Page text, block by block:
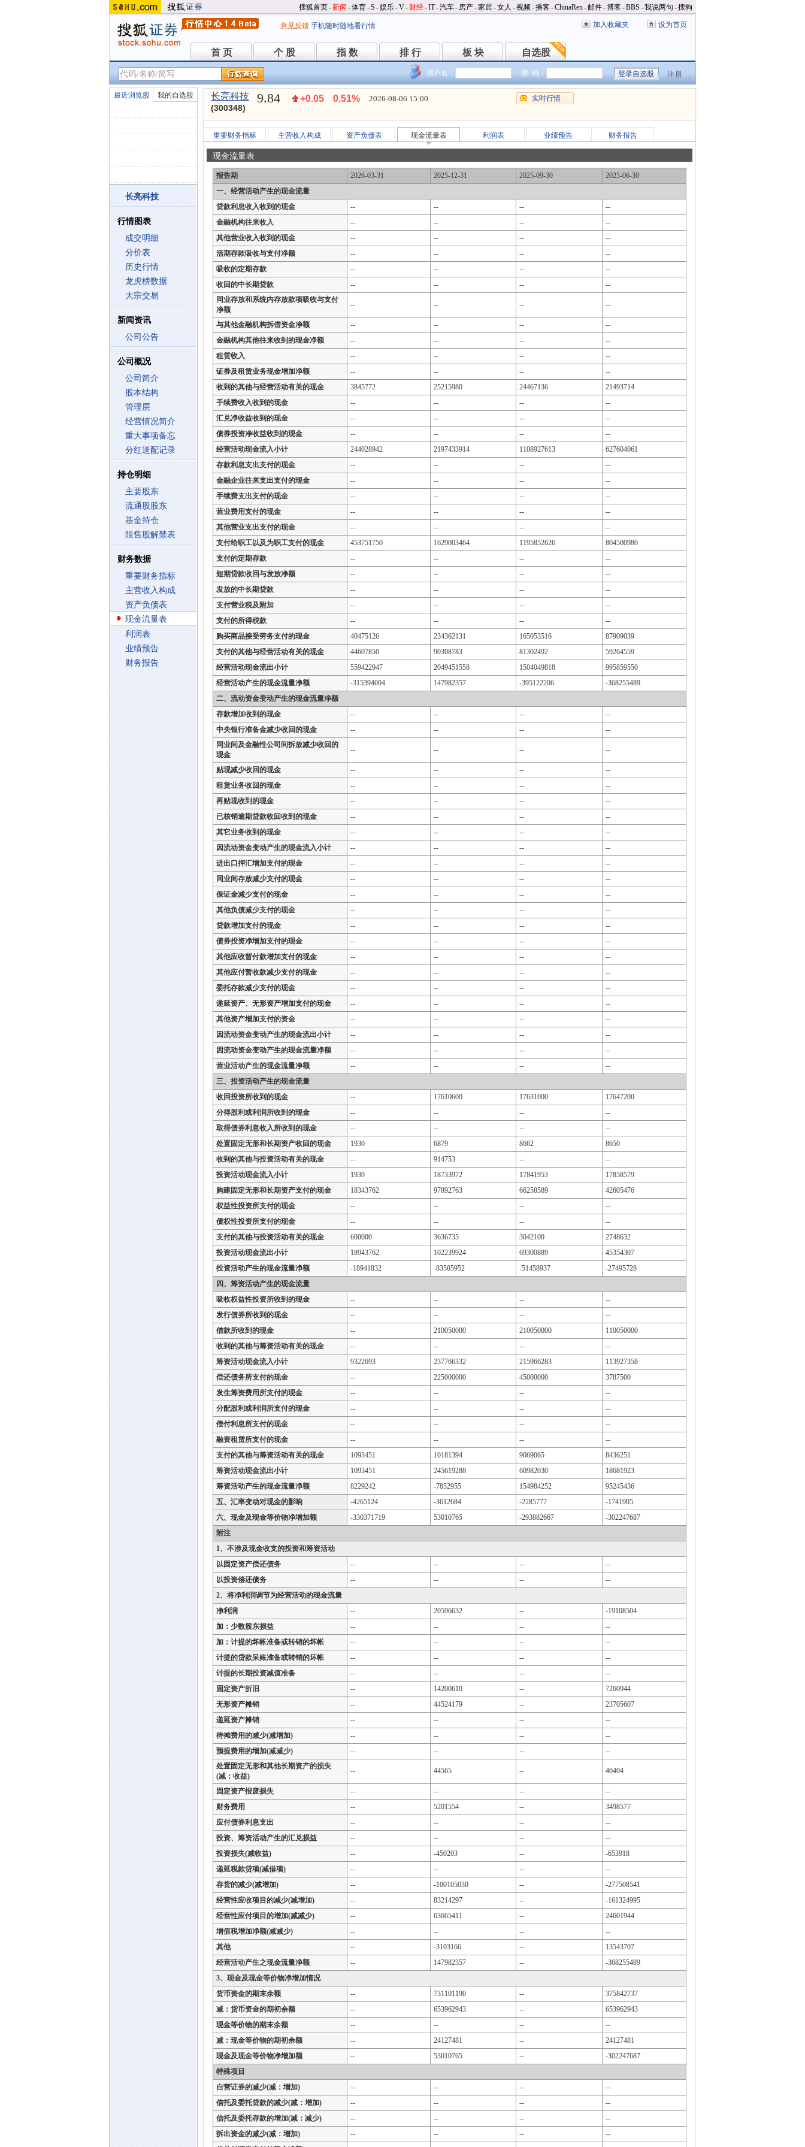
搜狐首页-新闻 -体育-S -娱乐-V- 财经-IT-汽车- 房产-家居-女人 -视频-播客-ChinaRen-邮件-博客-BBS -我说两句 -搜狗
意见反馈 手机随时随地看行情 加入收藏夹 设为首页
首 页
首 页 个 股
个 股 指 数
指 数 排 行
排 行 板 块
板 块 自选股
自选股
用户名： 密 码： 注册
最近浏览股 我的自选股
长亮科技
行情图表
成交明细
分价表
历史行情
龙虎榜数据
大宗交易
新闻资讯
公司公告
公司概况
公司简介
股本结构
管理层
经营情况简介
重大事项备忘
分红送配记录
持仓明细
主要股东
流通股股东
基金持仓
限售股解禁表
财务数据
重要财务指标
主营收入构成
资产负债表
现金流量表
利润表
业绩预告
财务报告
长亮科技
(300348)
9.84 +0.05 0.51% 2026-08-06 15:00 实时行情
重要财务指标 主营收入构成 资产负债表 现金流量表 利润表 业绩预告 财务报告
现金流量表
报告期 2026-03-31 2025-12-31 2025-09-30
2025-06-30
一、经营活动产生的现金流量
贷款利息收入收到的现金
-- -- --
--
金融机构往来收入
-- -- --
--
其他营业收入收到的现金
-- -- --
--
活期存款吸收与支付净额
-- -- --
--
吸收的定期存款
-- -- --
--
收回的中长期贷款
-- -- --
--
同业存放和系统内存放款项吸收与支付
净额
-- -- -- --
与其他金融机构拆借资金净额 -- -- --
--
金融机构其他往来收到的现金净额
-- -- --
--
租赁收入
-- -- --
--
证券及租赁业务现金增加净额
-- -- --
--
收到的其他与经营活动有关的现金
3845772 25215980 24467136
21493714
手续费收入收到的现金
-- -- --
--
汇兑净收益收到的现金
-- -- --
--
债券投资净收益收到的现金
-- -- --
--
经营活动现金流入小计
244028942 2197433914 1108927613
627604061
存款利息支出支付的现金
-- -- --
--
金融企业往来支出支付的现金
-- -- --
--
手续费支出支付的现金
-- -- --
--
营业费用支付的现金
-- -- --
--
其他营业支出支付的现金
-- -- --
--
支付给职工以及为职工支付的现金
453751750 1629003464 1195852626
804500980
支付的定期存款
-- -- --
--
短期贷款收回与发放净额
-- -- --
--
发放的中长期贷款
-- -- --
--
支付营业税及附加
-- -- --
--
支付的所得税款
-- -- --
--
购买商品接受劳务支付的现金
40475126 234362131 165053516
87909039
支付的其他与经营活动有关的现金
44607850 90308783 81302492
59264559
经营活动现金流出小计
559422947 2049451558 1504049818
995859550
经营活动产生的现金流量净额
-315394004 147982357 -395122206
-368255489
二、流动资金变动产生的现金流量净额
存款增加收到的现金
-- -- --
--
中央银行准备金减少收回的现金
-- -- --
--
同业间及金融性公司间拆放减少收回的
现金
-- -- -- --
贴现减少收回的现金 -- -- --
--
租赁业务收回的现金
-- -- --
--
再贴现收到的现金
-- -- --
--
已核销逾期贷款收回收到的现金
-- -- --
--
其它业务收到的现金
-- -- --
--
因流动资金变动产生的现金流入小计
-- -- --
--
进出口押汇增加支付的现金
-- -- --
--
同业间存放减少支付的现金
-- -- --
--
保证金减少支付的现金
-- -- --
--
其他负债减少支付的现金
-- -- --
--
贷款增加支付的现金
-- -- --
--
债券投资净增加支付的现金
-- -- --
--
其他应收暂付款增加支付的现金
-- -- --
--
其他应付暂收款减少支付的现金
-- -- --
--
委托存款减少支付的现金
-- -- --
--
递延资产、无形资产增加支付的现金
-- -- --
--
其他资产增加支付的资金
-- -- --
--
因流动资金变动产生的现金流出小计
-- -- --
--
因流动资金变动产生的现金流量净额
-- -- --
--
营业活动产生的现金流量净额
-- -- --
--
三、投资活动产生的现金流量
收回投资所收到的现金
-- 17610600 17631000
17647200
分得股利或利润所收到的现金
-- -- --
--
取得债券利息收入所收到的现金
-- -- --
--
处置固定无形和长期资产收回的现金
1930 6879 8662
8650
收到的其他与投资活动有关的现金
-- 914753 --
--
投资活动现金流入小计
1930 18733972 17841953
17858579
购建固定无形和长期资产支付的现金
18343762 97892763 66258589
42605476
权益性投资所支付的现金
-- -- --
--
债权性投资所支付的现金
-- -- --
--
支付的其他与投资活动有关的现金
600000 3636735 3042100
2748632
投资活动现金流出小计
18943762 102239924 69300889
45354307
投资活动产生的现金流量净额
-18941832 -83505952 -51458937
-27495728
四、筹资活动产生的现金流量
吸收权益性投资所收到的现金
-- -- --
--
发行债券所收到的现金
-- -- --
--
借款所收到的现金
-- 210050000 210050000
110050000
收到的其他与筹资活动有关的现金
-- -- --
--
筹资活动现金流入小计
9322693 237766332 215966283
113927358
偿还债务所支付的现金
-- 225000000 45000000
3787500
发生筹资费用所支付的现金
-- -- --
--
分配股利或利润所支付的现金
-- -- --
--
偿付利息所支付的现金
-- -- --
--
融资租赁所支付的现金
-- -- --
--
支付的其他与筹资活动有关的现金
1093451 10181394 9069065
8436251
筹资活动现金流出小计
1093451 245619288 60982030
18681923
筹资活动产生的现金流量净额
8229242 -7852955 154984252
95245436
五、汇率变动对现金的影响
-4265124 -3612684 -2285777
-1741905
六、现金及现金等价物净增加额
-330371719 53010765 -293882667
-302247687
附注
1、不涉及现金收支的投资和筹资活动
以固定资产偿还债务
-- -- --
--
以投资偿还债务
-- -- --
--
2、将净利润调节为经营活动的现金流量
净利润
-- 20596632 --
-19108504
加：少数股东损益
-- -- --
--
加：计提的坏帐准备或转销的坏帐
-- -- --
--
计提的贷款呆账准备或转销的坏帐
-- -- --
--
计提的长期投资减值准备
-- -- --
--
固定资产折旧
-- 14200610 --
7260944
无形资产摊销
-- 44524179 --
23705607
递延资产摊销
-- -- --
--
待摊费用的减少(减增加)
-- -- --
--
预提费用的增加(减减少)
-- -- --
--
处置固定无形和其他长期资产的损失
(减：收益)
-- 44565 -- 40404
固定资产报废损失 -- -- --
--
财务费用
-- 5201554 --
3498577
应付债券利息支出
-- -- --
--
投资、筹资活动产生的汇兑损益
-- -- --
--
投资损失(减收益)
-- -450203 --
-653918
递延税款贷项(减借项)
-- -- --
--
存货的减少(减增加)
-- -100105030 --
-277508541
经营性应收项目的减少(减增加)
-- 83214297 --
-161324995
经营性应付项目的增加(减减少)
-- 63665411 --
24601944
增值税增加净额(减减少)
-- -- --
--
其他
-- -3103166 --
13543707
经营活动产生之现金流量净额
-- 147982357 --
-368255489
3、现金及现金等价物净增加情况
货币资金的期末余额
-- 731101190 --
375842737
减：货币资金的期初余额
-- 653962943 --
653962943
现金等价物的期末余额
-- -- --
--
减：现金等价物的期初余额
-- 24127481 --
24127481
现金及现金等价物净增加额
-- 53010765 --
-302247687
特殊项目
自营证券的减少(减：增加)
-- -- --
--
信托及委托贷款的减少(减：增加)
-- -- --
--
信托及委托存款的增加(减：减少)
-- -- --
--
拆出资金的减少(减：增加)
-- -- --
--